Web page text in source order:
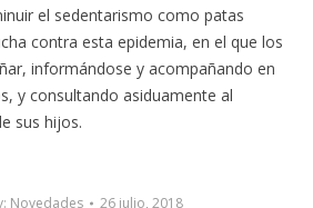
el sedentarismo como patas
contra esta epidemia, en el que los
informándose y acompañando en
y consultando asiduamente al
sus hijos.
Novedades 26 julio, 2018